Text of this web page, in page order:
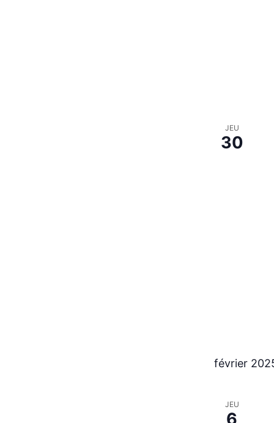
JEU
30
février
JEU